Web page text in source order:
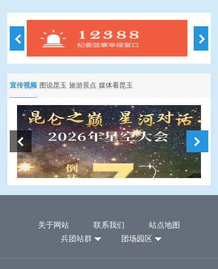
宣传视频 图说昆玉 旅游景点 媒体看昆玉
关于网站 联系我们
站点地图
兵团站群
团场园区